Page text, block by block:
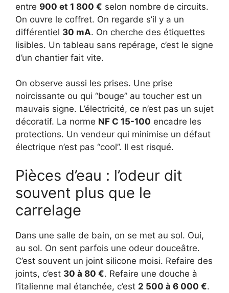
entre 900 et 1 800 € selon nombre de circuits.
On ouvre le coffret. On regarde s’il y a un
différentiel 30 mA. On cherche des étiquettes
lisibles. Un tableau sans repérage, c’est le signe
d’un chantier fait vite.
On observe aussi les prises. Une prise
noircissante ou qui “bouge” au toucher est un
mauvais signe. L’électricité, ce n’est pas un sujet
décoratif. La norme NF C 15-100 encadre les
protections. Un vendeur qui minimise un défaut
électrique n’est pas “cool”. Il est risqué.
Pièces d’eau : l’odeur dit
souvent plus que le
carrelage
Dans une salle de bain, on se met au sol. Oui,
au sol. On sent parfois une odeur douceâtre.
C’est souvent un joint silicone moisi. Refaire des
joints, c’est 30 à 80 €. Refaire une douche à
l’italienne mal étanchée, c’est 2 500 à 6 000 €.